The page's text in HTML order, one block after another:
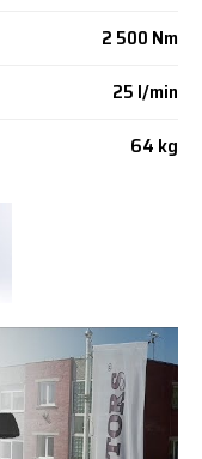
2 500 Nm
25 l/min
64 kg